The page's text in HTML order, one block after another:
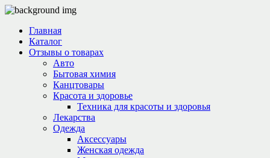
Главная
Каталог
Отзывы о товарах
Авто
Бытовая химия
Канцтовары
Красота и здоровье
Техника для красоты и здоровья
Лекарства
Одежда
Аксессуары
Женская одежда